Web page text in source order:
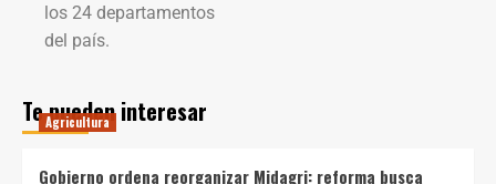
los 24 departamentos
del país.
Te pueden interesar
Agricultura
Gobierno ordena reorganizar Midagri: reforma busca